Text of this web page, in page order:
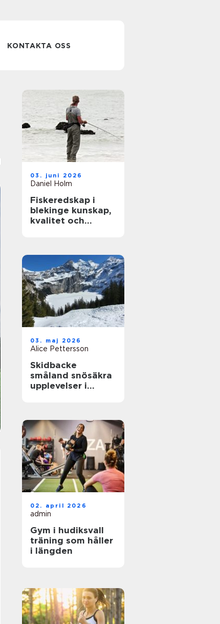
KONTAKTA OSS
03. juni 2026
Daniel Holm
Fiskeredskap i
blekinge kunskap,
kvalitet och
03. maj 2026
Alice Pettersson
Skidbacke
småland snösäkra
upplevelser i
02. april 2026
admin
Gym i hudiksvall
träning som håller
i längden